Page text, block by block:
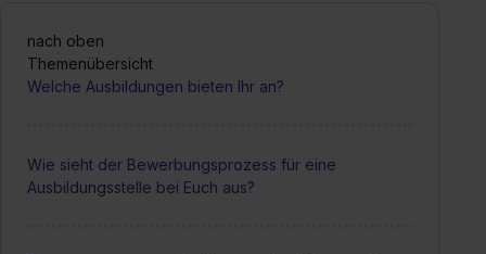
nach oben
Themenübersicht
Welche Ausbildungen bieten Ihr an?
Wie sieht der Bewerbungsprozess für eine
Ausbildungsstelle bei Euch aus?